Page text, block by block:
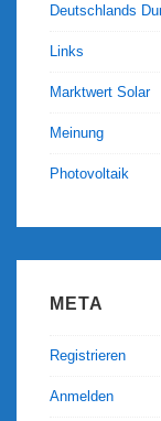
Deutschlands
Links
Marktwert Solar
Meinung
Photovoltaik
META
Registrieren
Anmelden